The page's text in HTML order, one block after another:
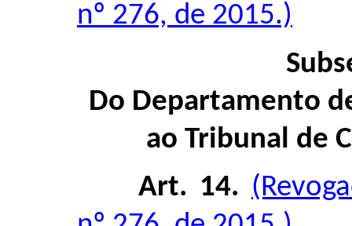
nº 276, de 2015.)
Do Departamento
ao Tribunal de
Art. 14.